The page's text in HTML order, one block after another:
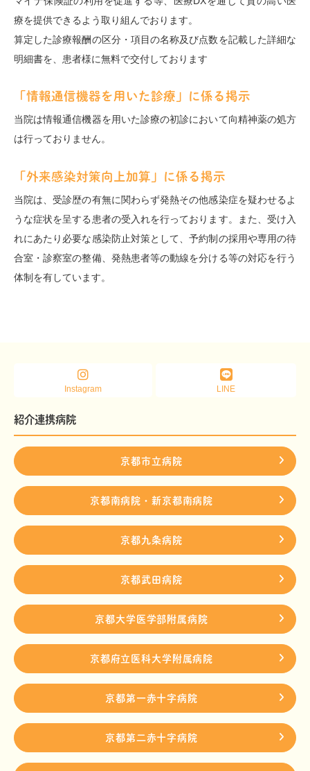
療を提供できるよう取り組んでおります。
算定した診療報酬の区分・項目の名称及び点数を記載した詳細な
明細書を、患者様に無料で交付しております
「情報通信機器を用いた診療」に係る掲示
当院は情報通信機器を用いた診療の初診において向精神薬の処方
は行っておりません。
「外来感染対策向上加算」に係る掲示
当院は、受診歴の有無に関わらず発熱その他感染症を疑わせるよ
うな症状を呈する患者の受入れを行っております。また、受け入
れにあたり必要な感染防止対策として、予約制の採用や専用の待
合室・診察室の整備、発熱患者等の動線を分ける等の対応を行う
体制を有しています。
Instagram LINE
紹介連携病院
京都市立病院
京都南病院・新京都南病院
京都九条病院
京都武田病院
京都大学医学部附属病院
京都府立医科大学附属病院
京都第一赤十字病院
京都第二赤十字病院